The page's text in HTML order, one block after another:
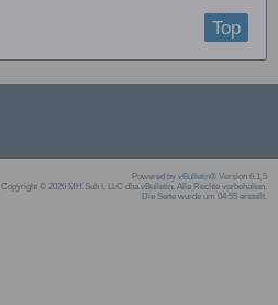
Top
Powered by vBulletin® Version 6.1.5
Copyright © 2026 MH Sub I, LLC dba vBulletin. Alle Rechte vorbehalten.
Die Seite wurde um 04:55 erstellt.